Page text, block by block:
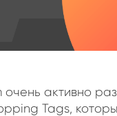
очень активно
Tags,